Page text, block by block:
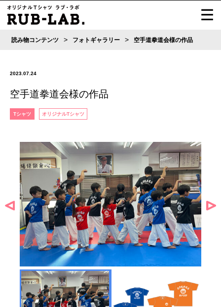
読み物コンテンツ > フォトギャラリー > 空手道拳道会様の作品
2023.07.24
空手道拳道会様の作品
Tシャツ オリジナルTシャツ